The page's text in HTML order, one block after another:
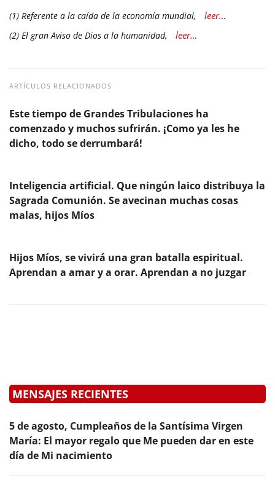
(1) Referente a la caída de la economía mundial, leer…
(2) El gran Aviso de Dios a la humanidad, leer…
ARTÍCULOS RELACIONADOS
Este tiempo de Grandes Tribulaciones ha
comenzado y muchos sufrirán. ¡Como ya les he
dicho, todo se derrumbará!
Inteligencia artificial. Que ningún laico distribuya la
Sagrada Comunión. Se avecinan muchas cosas
malas, hijos Míos
Hijos Míos, se vivirá una gran batalla espiritual.
Aprendan a amar y a orar. Aprendan a no juzgar
MENSAJES RECIENTES
5 de agosto, Cumpleaños de la Santísima Virgen
María: El mayor regalo que Me pueden dar en este
día de Mi nacimiento